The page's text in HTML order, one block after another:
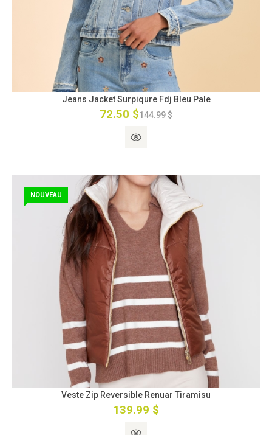
Jeans Jacket Surpiqure Fdj Bleu Pale
72.50 $144.99 $
NOUVEAU
Veste Zip Reversible Renuar Tiramisu
139.99 $